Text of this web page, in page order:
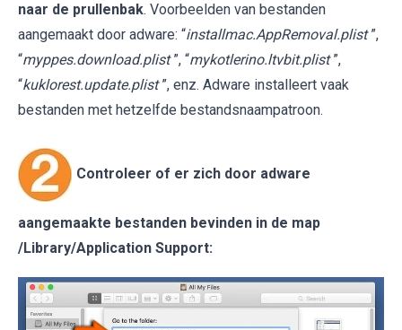
naar de prullenbak. Voorbeelden van bestanden
aangemaakt door adware: “installmac.AppRemoval.plist ”,
“myppes.download.plist ”, “mykotlerino.ltvbit.plist ”,
“kuklorest.update.plist ”, enz. Adware installeert vaak
bestanden met hetzelfde bestandsnaampatroon.
Controleer of er zich door adware
aangemaakte bestanden bevinden in de map
/Library/Application Support: